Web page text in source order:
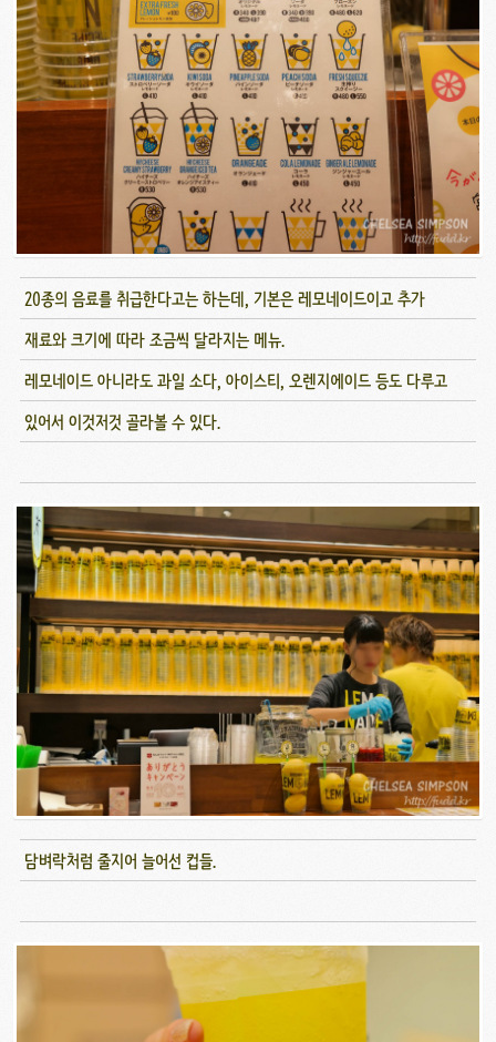
20종의 음료를 취급한다고는 하는데, 기본은 레모네이드이고 추가
재료와 크기에 따라 조금씩 달라지는 메뉴.
레모네이드 아니라도 과일 소다, 아이스티, 오렌지에이드 등도 다루고
있어서 이것저것 골라볼 수 있다.
담벼락처럼 줄지어 늘어선 컵들.